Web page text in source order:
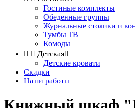
Гостиные комплекты
Обеденные группы
Журнальные столики и
Тумбы ТВ
Комоды
  Детская
Детские кровати
Скидки
Наши работы